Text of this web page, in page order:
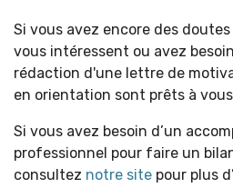
Si vous avez encore des
vous intéressent ou avez
rédaction d'une lettre de
en orientation sont prêts à
Si vous avez besoin d’un
professionnel pour faire un
consultez notre site pour plus